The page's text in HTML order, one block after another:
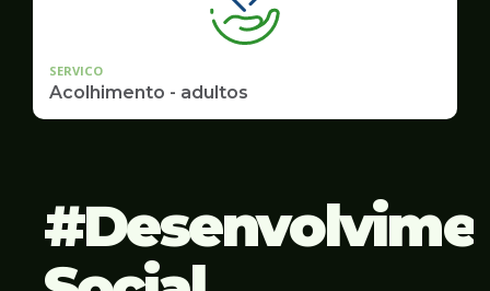
SERVICO
Acolhimento - adultos